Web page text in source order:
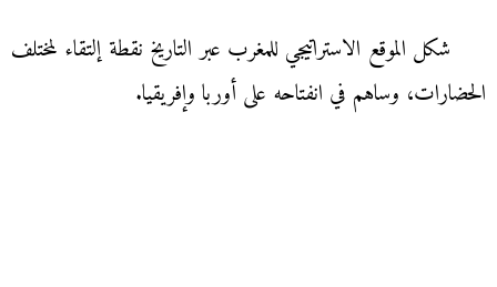
شكل الموقع الاستراتيجي للمغرب عبر التاريخ نقطة إلتقاء لمختلف
الحضارات، وساهم في انفتاحه على أوربا وإفريقيا.